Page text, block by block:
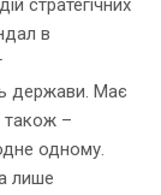
стратегічних
в
держави. Має
також –
одному.
лише